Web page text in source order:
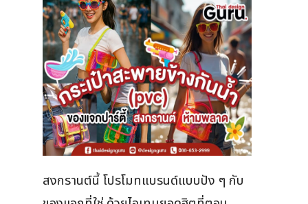
สงกรานต์นี้ โปรโมทแบรนด์แบบปัง ๆ กับ